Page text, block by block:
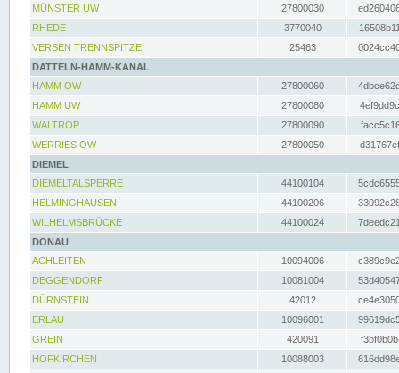
MÜNSTER UW
27800030
RHEDE
3770040
VERSEN TRENNSPITZE
25463
DATTELN-HAMM-KANAL
HAMM OW
27800060
HAMM UW
27800080
WALTROP
27800090
WERRIES OW
27800050
DIEMEL
DIEMELTALSPERRE
44100104
HELMINGHAUSEN
44100206
WILHELMSBRÜCKE
44100024
DONAU
ACHLEITEN
10094006
DEGGENDORF
10081004
DÜRNSTEIN
42012
ERLAU
10096001
GREIN
420091
HOFKIRCHEN
10088003